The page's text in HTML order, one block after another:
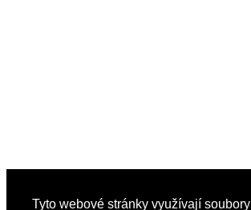
Tyto webové stránky využívají soubory